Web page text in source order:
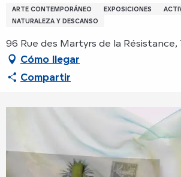
ARTE CONTEMPORÁNEO EXPOSICIONES
NATURALEZA Y DESCANSO
96 Rue des Martyrs de la
Cómo llegar
Compartir